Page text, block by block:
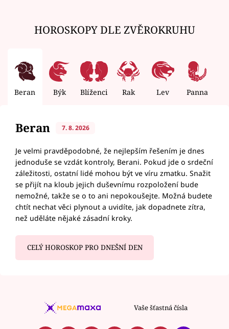
HOROSKOPY DLE ZVĚROKRUHU
Beran Býk Blíženci Rak Lev Panna
Beran 7. 8. 2026
Je velmi pravděpodobné, že nejlepším řešením je dnes
jednoduše se vzdát kontroly, Berani. Pokud jde o srdeční
záležitosti, ostatní lidé mohou být ve víru zmatku. Snažit
se přijít na kloub jejich duševnímu rozpoložení bude
nemožné, takže se o to ani nepokoušejte. Možná budete
chtít nechat věci plynout a uvidíte, jak dopadnete zítra,
než uděláte nějaké zásadní kroky.
CELÝ HOROSKOP PRO DNEŠNÍ DEN
Vaše šťastná čísla